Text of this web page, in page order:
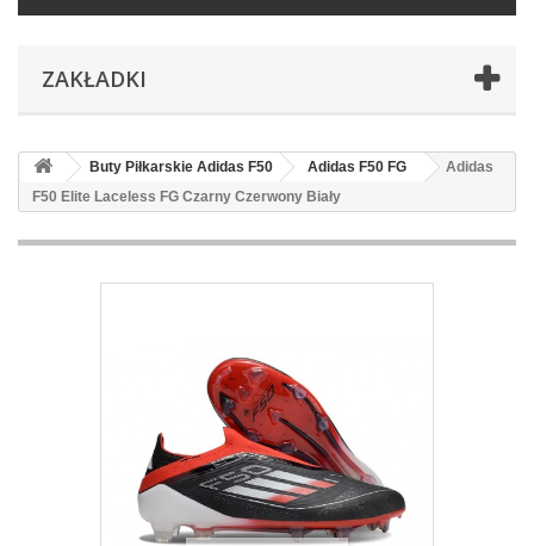
ZAKŁADKI
Buty Piłkarskie Adidas F50 Adidas F50 FG
Adidas
F50 Elite Laceless FG Czarny Czerwony Biały